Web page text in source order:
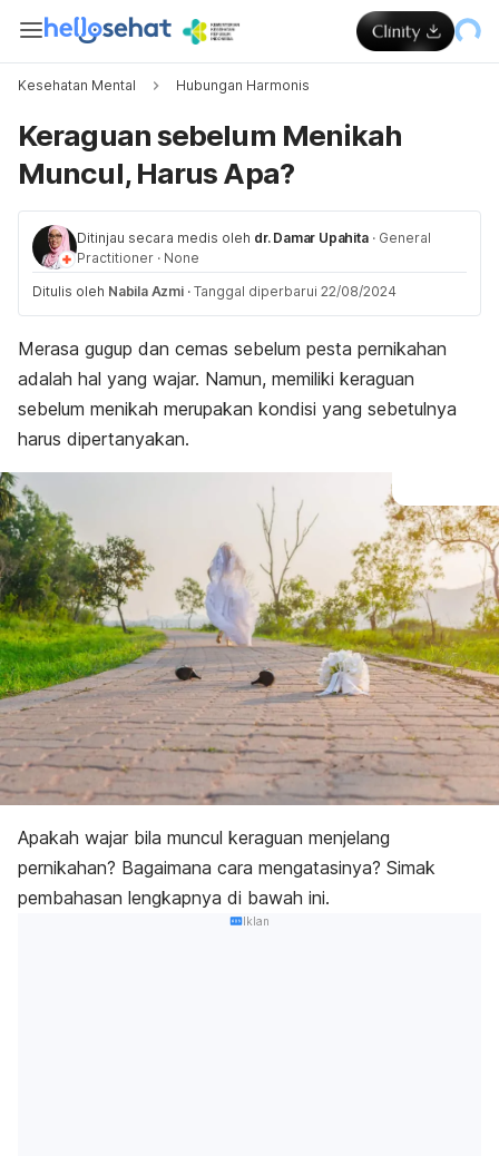
Kesehatan Mental Hubungan Harmonis
Keraguan sebelum Menikah
Muncul, Harus Apa?
Ditinjau secara medis oleh dr. Damar Upahita · General
Practitioner · None
Ditulis oleh Nabila Azmi · Tanggal diperbarui 22/08/2024
Merasa gugup dan cemas sebelum pesta pernikahan
adalah hal yang wajar. Namun, memiliki keraguan
sebelum menikah merupakan kondisi yang sebetulnya
harus dipertanyakan.
Apakah wajar bila muncul keraguan menjelang
pernikahan? Bagaimana cara mengatasinya? Simak
pembahasan lengkapnya di bawah ini.
Iklan